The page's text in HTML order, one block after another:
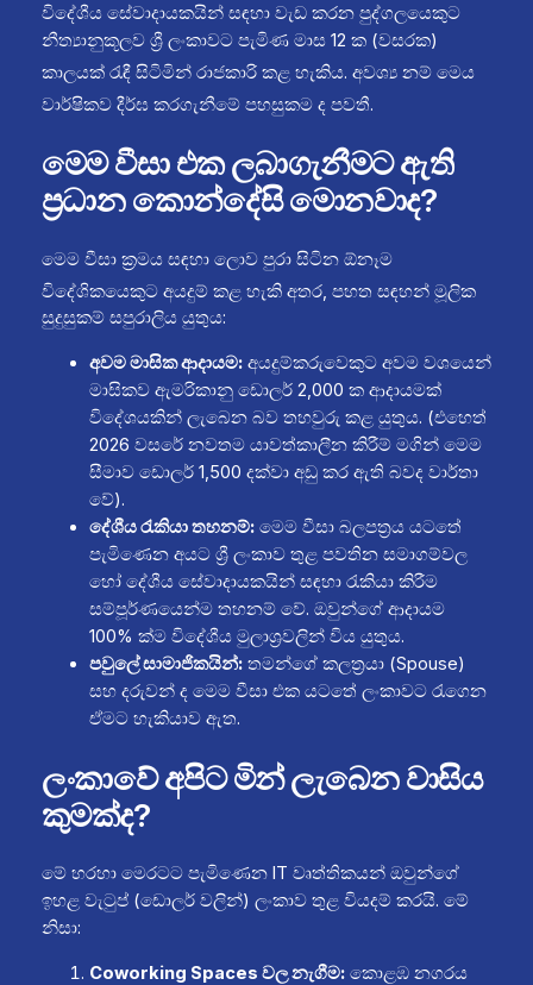
විදේශීය සේවාදායකයින් සඳහා වැඩ කරන පුද්ගලයෙකුට
නීත්‍යානුකූලව ශ්‍රී ලංකාවට පැමිණ මාස 12 ක (වසරක)
කාලයක් රැඳී සිටිමින් රාජකාරි කළ හැකිය. අවශ්‍ය නම් මෙය
වාර්ෂිකව දීර්ඝ කරගැනීමේ පහසුකම ද පවතී.
මෙම වීසා එක ලබාගැනීමට ඇති
ප්‍රධාන කොන්දේසි මොනවාද?
මෙම වීසා ක්‍රමය සඳහා ලොව පුරා සිටින ඕනෑම
විදේශිකයෙකුට අයදුම් කළ හැකි අතර, පහත සඳහන් මූලික
සුදුසුකම් සපුරාලිය යුතුය:
අවම මාසික ආදායම:අයදුම්කරුවෙකුට අවම වශයෙන්
මාසිකව ඇමරිකානු ඩොලර් 2,000 ක ආදායමක්
විදේශයකින් ලැබෙන බව තහවුරු කළ යුතුය. (එහෙත්
2026 වසරේ නවතම යාවත්කාලීන කිරීම් මගින් මෙම
සීමාව ඩොලර් 1,500 දක්වා අඩු කර ඇති බවද වාර්තා
වේ).
දේශීය රැකියා තහනම්:මෙම වීසා බලපත්‍රය යටතේ
පැමිණෙන අයට ශ්‍රී ලංකාව තුළ පවතින සමාගම්වල
හෝ දේශීය සේවාදායකයින් සඳහා රැකියා කිරීම
සම්පූර්ණයෙන්ම තහනම් වේ. ඔවුන්ගේ ආදායම
100% ක්ම විදේශීය මුලාශ්‍රවලින් විය යුතුය.
පවුලේ සාමාජිකයින්:තමන්ගේ කලත්‍රයා (Spouse)
සහ දරුවන් ද මෙම වීසා එක යටතේ ලංකාවට රැගෙන
ඒමට හැකියාව ඇත.
ලංකාවේ අපිට මින් ලැබෙන වාසිය
කුමක්ද?
මේ හරහා මෙරටට පැමිණෙන IT වෘත්තිකයන් ඔවුන්ගේ
ඉහළ වැටුප් (ඩොලර් වලින්) ලංකාව තුළ වියදම් කරයි. මේ
නිසා:
Coworking Spaces වල නැගීම:කොළඹ නගරය